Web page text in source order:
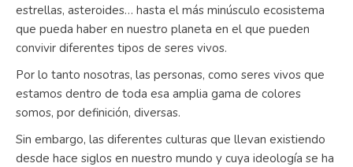
estrellas, asteroides… hasta el más minúsculo ecosistema
que pueda haber en nuestro planeta en el que pueden
convivir diferentes tipos de seres vivos.
Por lo tanto nosotras, las personas, como seres vivos que
estamos dentro de toda esa amplia gama de colores
somos, por definición, diversas.
Sin embargo, las diferentes culturas que llevan existiendo
desde hace siglos en nuestro mundo y cuya ideología se ha